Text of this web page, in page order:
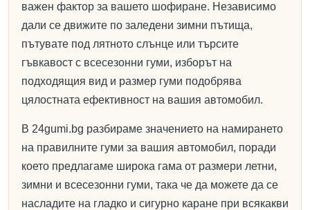
важен фактор за вашето шофиране. Независимо
дали се движите по заледени зимни пътища,
пътувате под лятното слънце или търсите
гъвкавост с всесезонни гуми, изборът на
подходящия вид и размер гуми подобрява
цялостната ефективност на вашия автомобил.
В 24gumi.bg разбираме значението на намирането
на правилните гуми за вашия автомобил, поради
което предлагаме широка гама от размери летни,
зимни и всесезонни гуми, така че да можете да се
насладите на гладко и сигурно каране при всякакви